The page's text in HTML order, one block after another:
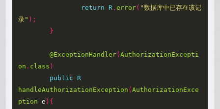
return
R .error( "数据库中已存在该记
录" );
}
@ExceptionHandler(AuthorizationExcepti
on . class )
public
R
handleAuthorizationException (AuthorizationExce
ption
e ){